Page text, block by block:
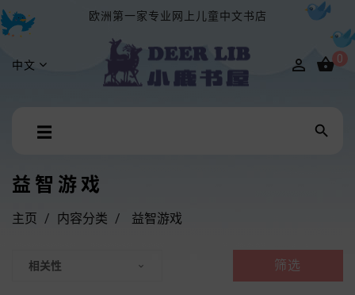
欧洲第一家专业网上儿童中文书店
中文  0
Toggle
☰ 
益智游戏
主页 内容分类 益智游戏
相关性  筛选